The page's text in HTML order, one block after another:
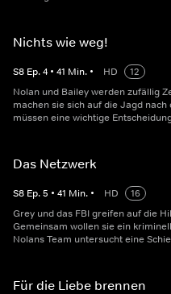
Nichts wie weg!
S8 Ep.4 • 41 Min. • HD
12
Nolan und Bailey werden zufällig
machen sie sich auf die Jagd
müssen eine wichtige
Das Netzwerk
S8 Ep.5 • 41 Min. • HD
16
Grey und das FBI greifen auf die
Gemeinsam wollen sie ein
Nolans Team untersucht eine
Für die Liebe brennen